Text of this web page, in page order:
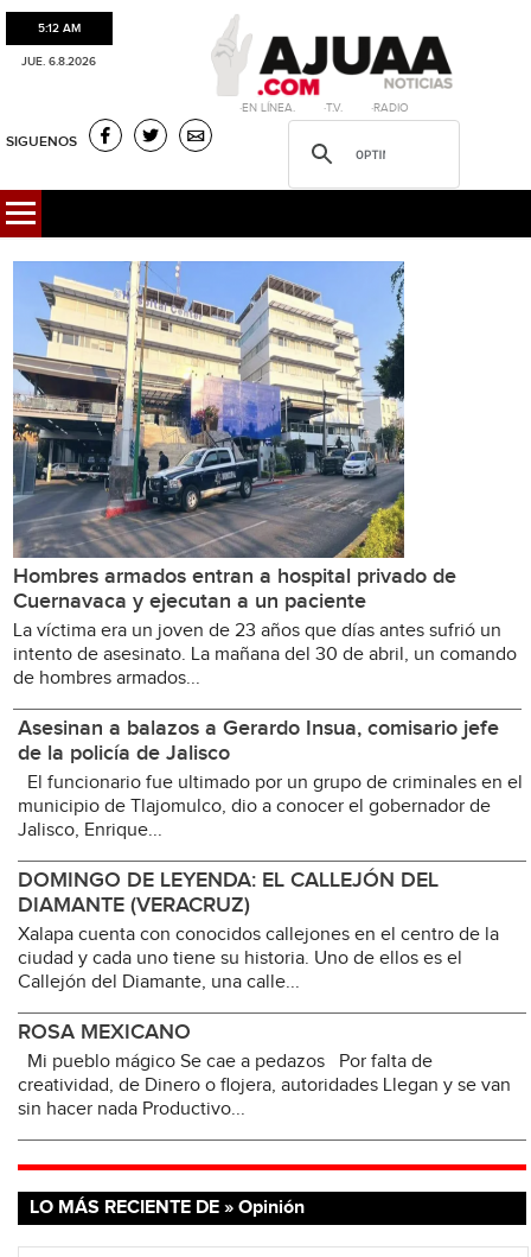
5:12 AM
JUE. 6.8.2026
·EN LÍNEA. ·T.V. ·RADIO
SIGUENOS
Hombres armados entran a hospital privado de
Cuernavaca y ejecutan a un paciente
La víctima era un joven de 23 años que días antes sufrió un
intento de asesinato. La mañana del 30 de abril, un comando
de hombres armados...
Asesinan a balazos a Gerardo Insua, comisario jefe
de la policía de Jalisco
El funcionario fue ultimado por un grupo de criminales en el
municipio de Tlajomulco, dio a conocer el gobernador de
Jalisco, Enrique...
DOMINGO DE LEYENDA: EL CALLEJÓN DEL
DIAMANTE (VERACRUZ)
Xalapa cuenta con conocidos callejones en el centro de la
ciudad y cada uno tiene su historia. Uno de ellos es el
Callejón del Diamante, una calle...
ROSA MEXICANO
Mi pueblo mágico Se cae a pedazos Por falta de
creatividad, de Dinero o flojera, autoridades Llegan y se van
sin hacer nada Productivo...
LO MÁS RECIENTE DE » Opinión